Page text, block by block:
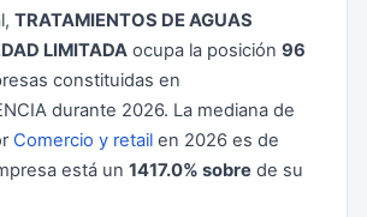
TRATAMIENTOS DE AGUAS
LIMITADA ocupa la posición 96
constituidas en
durante 2026. La mediana de
Comercio y retail en 2026 es de
está un 1417.0% sobre de su